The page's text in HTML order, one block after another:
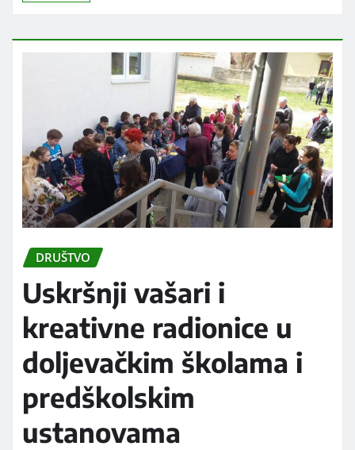
DRUŠTVO
Uskršnji vašari i
kreativne radionice u
doljevačkim školama i
predškolskim
ustanovama